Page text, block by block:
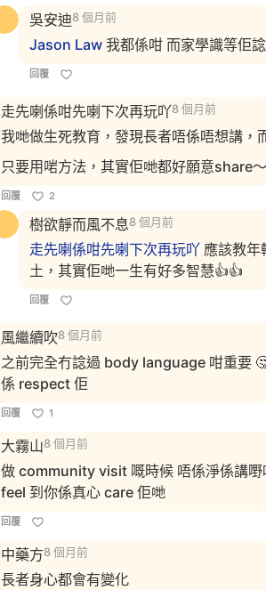
吳安迪8 個月前
Jason Law 我都係咁 而家學識等佢
回覆
走先喇係咁先喇下次再玩吖8 個月前
我哋做生死教育，發現長者唔係唔想講，
只要用啱方法，其實佢哋都好願意share～
回覆 2
樹欲靜而風不息8 個月前
走先喇係咁先喇下次再玩吖 應該教年
土，其實佢哋一生有好多智慧👍👍
回覆
風繼續吹8 個月前
之前完全冇諗過 body language 咁重要
係 respect 佢
回覆 1
大霧山8 個月前
做 community visit 嘅時候 唔係淨係講
feel 到你係真心 care 佢哋
回覆
中藥方8 個月前
長者身心都會有變化